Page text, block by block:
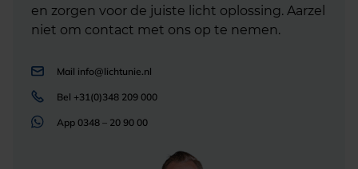
en zorgen voor de juiste licht oplossing. Aarzel
niet om contact met ons op te nemen.
Mail info@lichtunie.nl
Bel +31(0)348 209 000
App 0348 – 20 90 00